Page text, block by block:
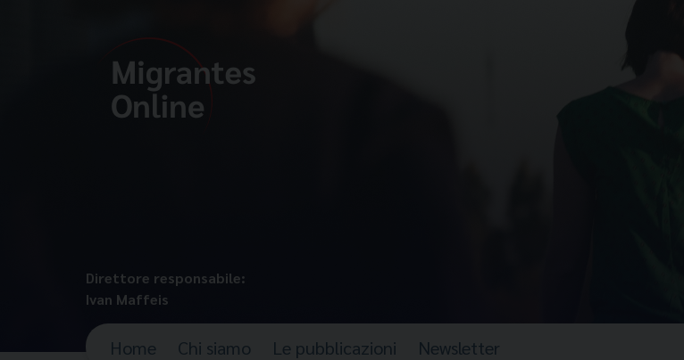
Direttore responsabile:
Ivan Maffeis
Home Chi siamo Le pubblicazioni Newsletter